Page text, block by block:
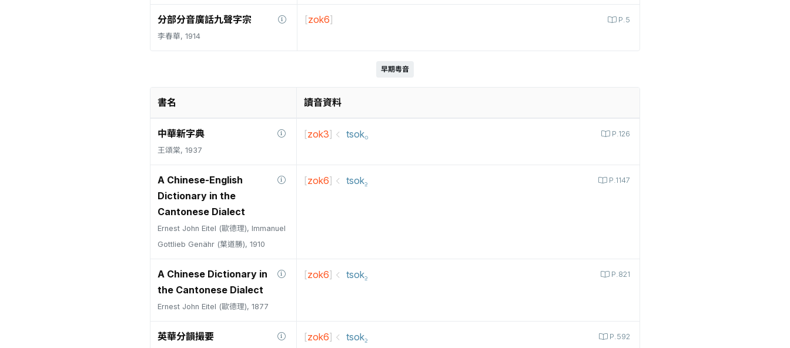
分部分音廣話九聲字宗
李春華, 1914
P.5
[zok6]
早期粵音
書名 讀音資料
中華新字典
王頌棠, 1937
P.126
[zok3] tsok⸰
A Chinese-English
Dictionary in the
Cantonese Dialect
Ernest John Eitel (歐德理), Immanuel
Gottlieb Genähr (葉道勝), 1910
P.1147
[zok6] tsok꜇
A Chinese Dictionary in
the Cantonese Dialect
Ernest John Eitel (歐德理), 1877
P.821
[zok6] tsok꜇
英華分韻撮要 P.592
[zok6] tsok꜇